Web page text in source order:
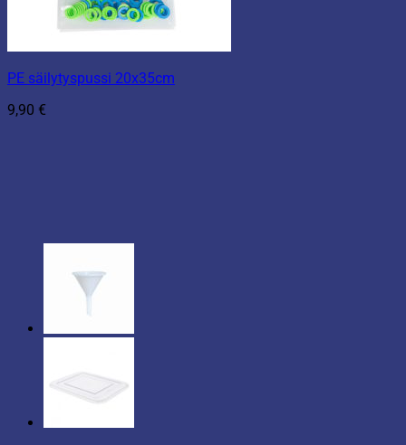
PE säilytyspussi 20x35cm
9,90 €